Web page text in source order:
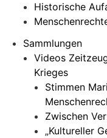
Historische
Sammlungen
Videos
Krieges
Stimmen
Zwischen
„Kultureller